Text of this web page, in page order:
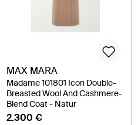
MAX MARA
Madame 101801 Icon Double-
Breasted Wool And Cashmere-
Blend Coat - Natur
2.300 €